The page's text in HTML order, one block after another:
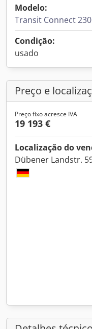
Modelo:
Transit Connect
Condição:
usado
Preço e
Preço fixo acresce IVA
19 193 €
Localização do
Dübener Landstr.